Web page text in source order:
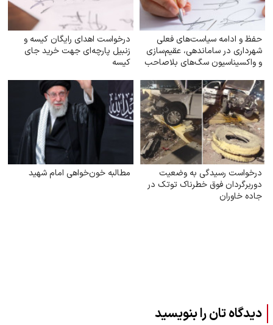
حفظ و ادامه سیاست‌های فعلی
شهرداری در ساماندهی، عقیم‌سازی
و واکسیناسیون سگ‌های بلاصاحب
درخواست اهدای رایگان کیسه و
زنبیل پارچه‌ای جهت خرید جای
کیسه‌
درخواست رسیدگی به وضعیت
دوربرگردان فوق‌ خطرناک توتک در
جاده خاوران
مطالبه خون‌خواهی امام شهید
دیدگاه تان را بنویسید